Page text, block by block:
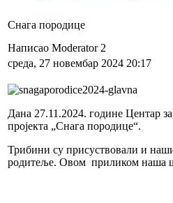
Снага породице
Написао Moderator 2
среда, 27 новембар 2024 20:17
Дана 27.11.2024. године Центар
пројекта „Снага породице“.
Трибини су присуствовали и
родитеље. Овом приликом наша